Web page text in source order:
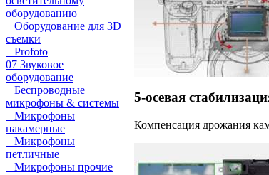
оборудованию
Оборудование для 3D
съемки
Profoto
07 Звуковое
оборудование
Беспроводные
микрофоны & системы
Микрофоны
накамерные
Микрофоны
петличные
Микрофоны прочие
5-осевая
Компенсация дрожания